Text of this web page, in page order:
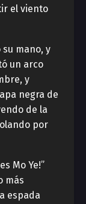
el viento
su mano, y
un arco
y
negra de
de la
por
Mo Ye!”
más
espada